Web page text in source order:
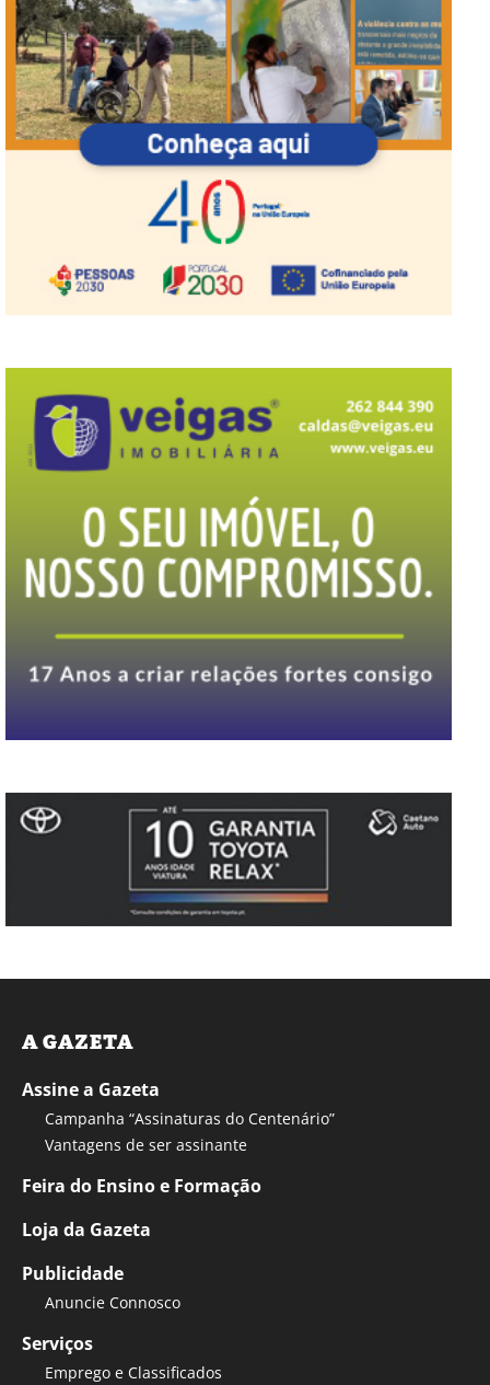
A GAZETA
Assine a Gazeta
Campanha “Assinaturas do Centenário”
Vantagens de ser assinante
Feira do Ensino e Formação
Loja da Gazeta
Publicidade
Anuncie Connosco
Serviços
Emprego e Classificados